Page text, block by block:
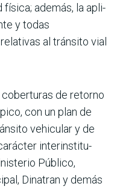
física; además, la apli­
y todas
al tránsito vial
de retorno
con un plan de
vehicular y de
interinstitu­
Público,
Dinatran y demás